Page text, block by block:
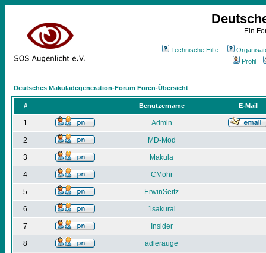
Ein
Technische Hilfe
Profil
Deutsches Makuladegeneration-Forum Foren-Übersicht
# Benutzername E-Mail
1 Admin
2 MD-Mod
3 Makula
4 CMohr
5 ErwinSeitz
6 1sakurai
7 Insider
8 adlerauge